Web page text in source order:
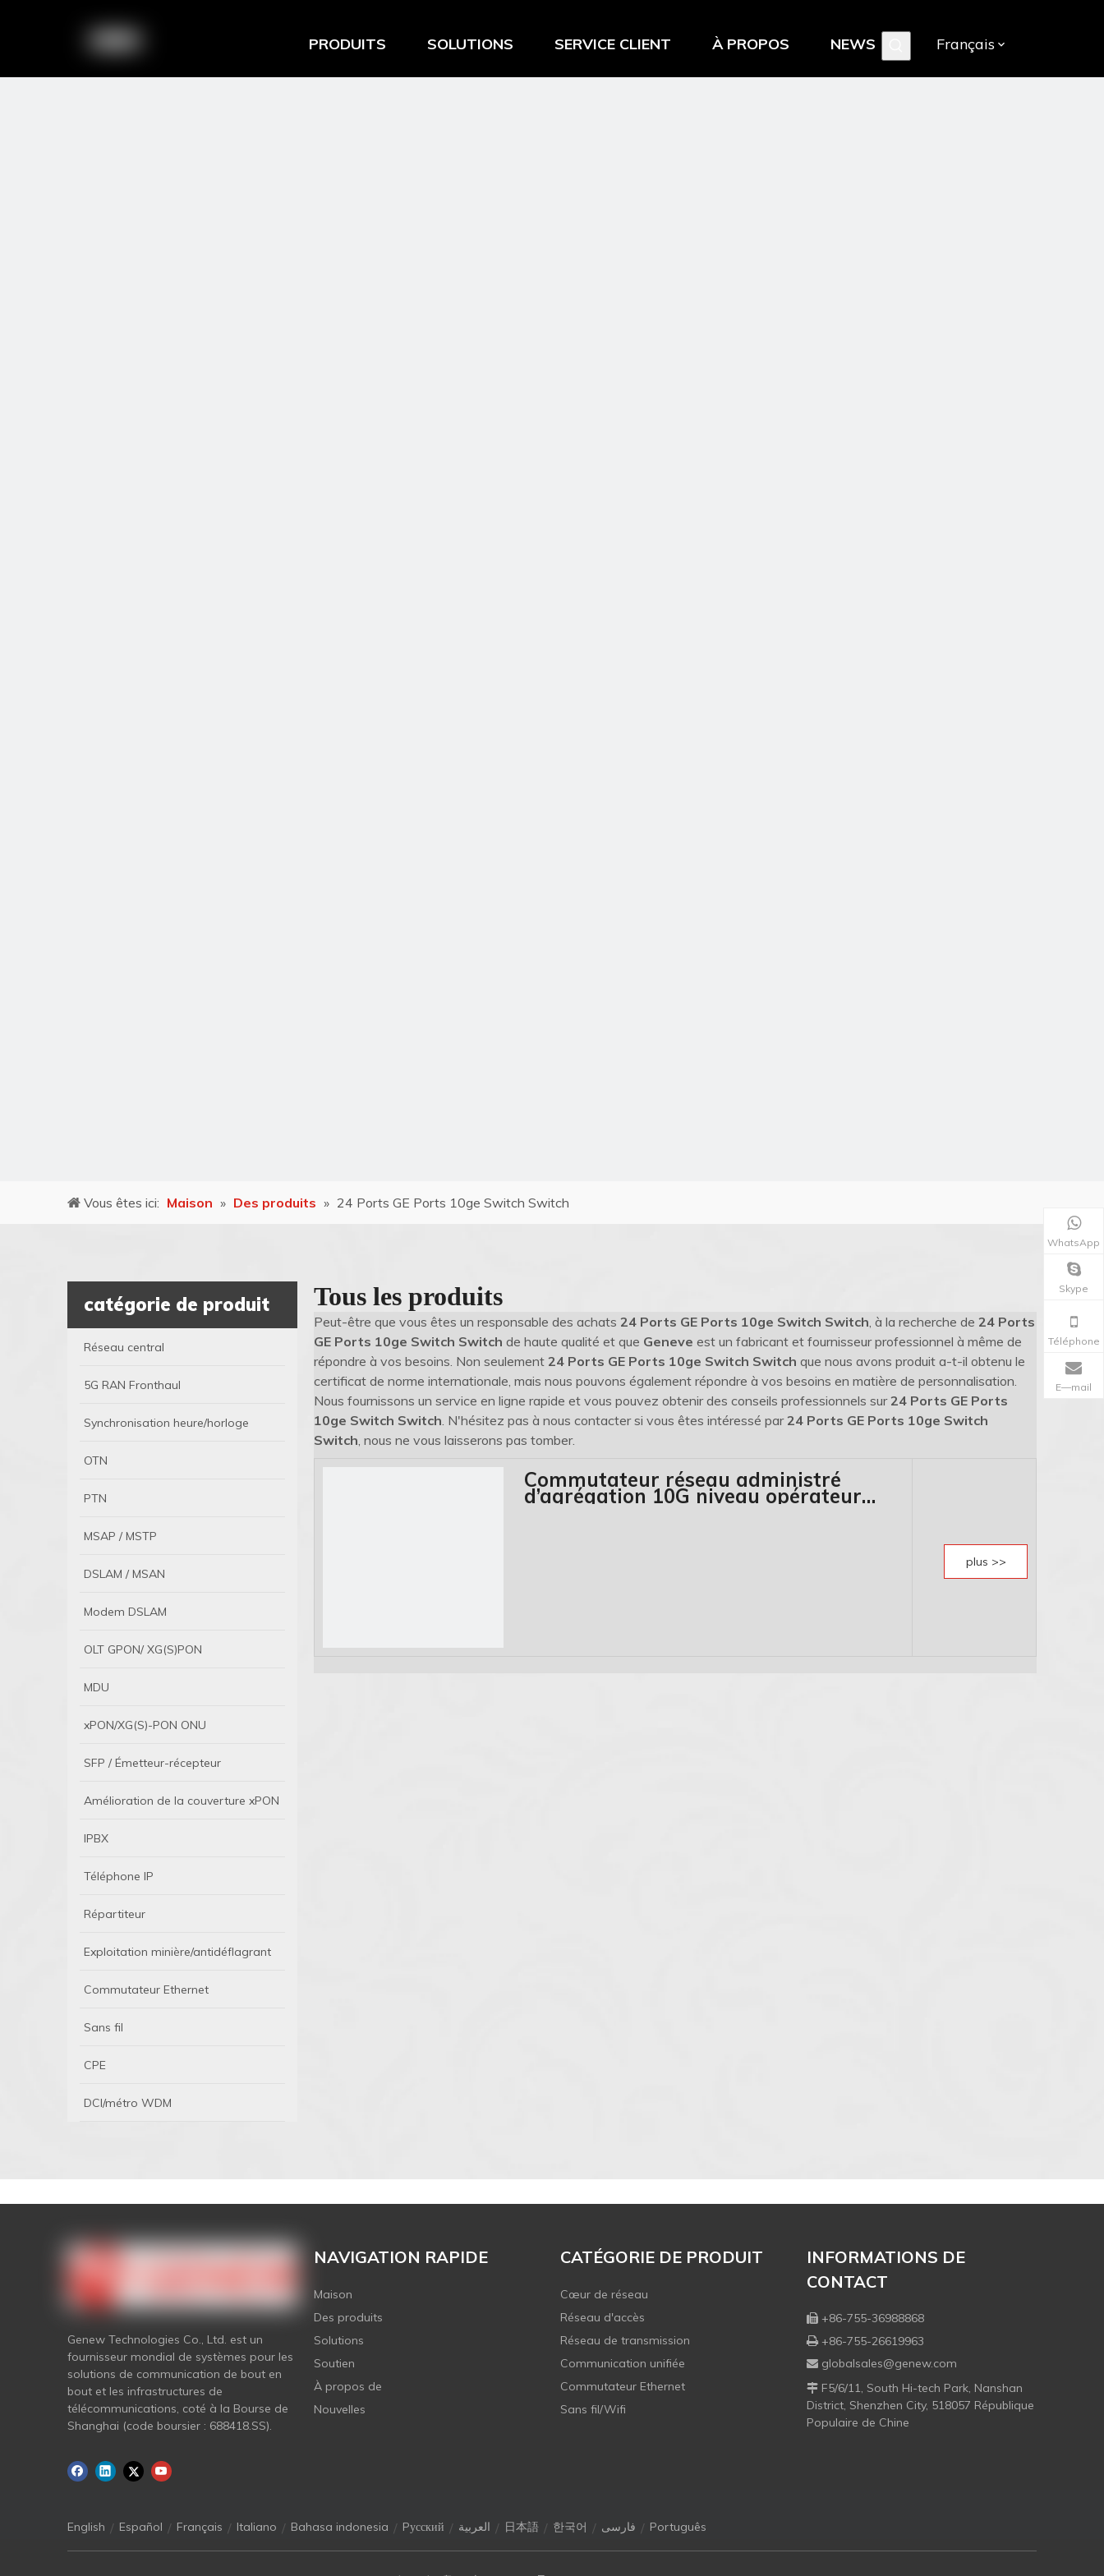
PRODUITS SOLUTIONS SERVICE CLIENT À PROPOS NEWS Français
Vous êtes ici: Maison » Des produits » 24 Ports GE Ports 10ge Switch Switch
catégorie de produit
Réseau central
5G RAN Fronthaul
Synchronisation heure/horloge
OTN
PTN
MSAP / MSTP
DSLAM / MSAN
Modem DSLAM
OLT GPON/ XG(S)PON
MDU
xPON/XG(S)-PON ONU
SFP / Émetteur-récepteur
Amélioration de la couverture xPON
IPBX
Téléphone IP
Répartiteur
Exploitation minière/antidéflagrant
Commutateur Ethernet
Sans fil
CPE
DCI/métro WDM
Tous les produits
Peut-être que vous êtes un responsable des achats 24 Ports GE Ports 10ge Switch Switch, à la recherche de 24 Ports
GE Ports 10ge Switch Switch de haute qualité et que Geneve est un fabricant et fournisseur professionnel à même de
répondre à vos besoins. Non seulement 24 Ports GE Ports 10ge Switch Switch que nous avons produit a-t-il obtenu le
certificat de norme internationale, mais nous pouvons également répondre à vos besoins en matière de personnalisation.
Nous fournissons un service en ligne rapide et vous pouvez obtenir des conseils professionnels sur24 Ports GE Ports
10ge Switch Switch. N'hésitez pas à nous contacter si vous êtes intéressé par24 Ports GE Ports 10ge Switch
Switch, nous ne vous laisserons pas tomber.
Commutateur réseau administré
d’agrégation 10G niveau opérateur
GS235
plus >>
Genew Technologies Co., Ltd. est un
fournisseur mondial de systèmes pour les
solutions de communication de bout en
bout et les infrastructures de
télécommunications, coté à la Bourse de
Shanghai (code boursier : 688418.SS).
NAVIGATION RAPIDE
Maison
Des produits
Solutions
Soutien
À propos de
Nouvelles
CATÉGORIE DE PRODUIT
Cœur de réseau
Réseau d'accès
Réseau de transmission
Communication unifiée
Commutateur Ethernet
Sans fil/Wifi
WhatsApp
Skype
Téléphone
E—mail
INFORMATIONS DE
CONTACT
 +86-755-36988868
 +86-755-26619963
 globalsales@genew.com
 F5/6/11, South Hi-tech Park, Nanshan
District, Shenzhen City, 518057 République
Populaire de Chine
English / Español / Français / Italiano / Bahasa indonesia / Pусский / العربية / 日本語 / 한국어 / فارسی / Português